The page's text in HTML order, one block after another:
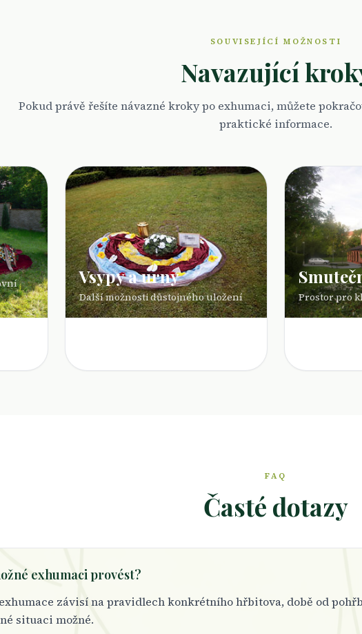
SOUVISEJÍCÍ MOŽNOSTI
Navazující
Pokud právě řešíte návazné kroky po exhumaci, můžete
praktické informace.
Vsypy a urny
Další možnosti důstojného uložení Prostor pro
FAQ
Časté dotazy
exhumaci provést?
závisí na pravidlech konkrétního hřbitova, době od
situaci možné.